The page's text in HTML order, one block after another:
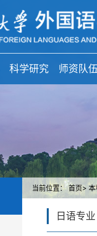
科学研究 师资队
当前位置： 首页> 本
日语专业